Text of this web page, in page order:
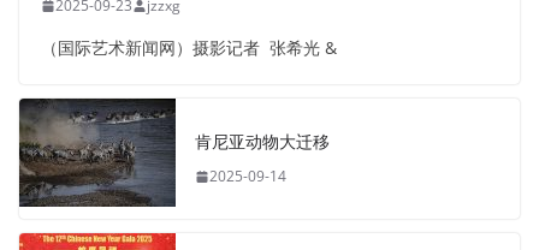
2025-09-23 jzzxg
（国际艺术新闻网）摄影记者 张希光 &
肯尼亚动物大迁移
2025-09-14